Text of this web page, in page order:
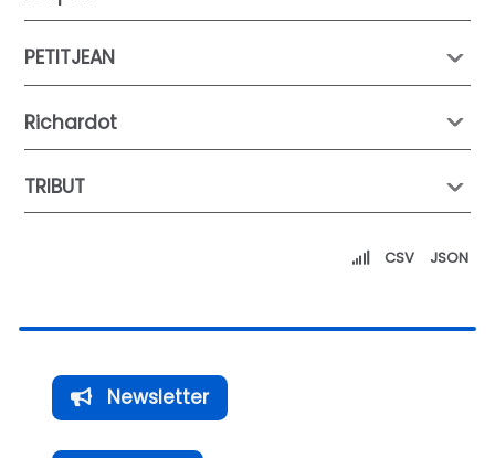
PETITJEAN
Richardot
TRIBUT
CSV JSON
Newsletter